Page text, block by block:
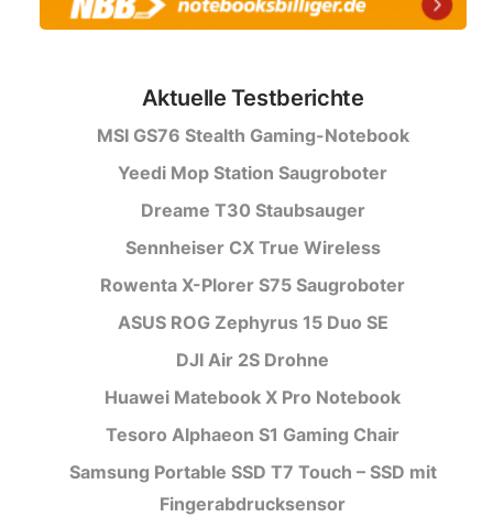
Aktuelle Testberichte
MSI GS76 Stealth Gaming-Notebook
Yeedi Mop Station Saugroboter
Dreame T30 Staubsauger
Sennheiser CX True Wireless
Rowenta X-Plorer S75 Saugroboter
ASUS ROG Zephyrus 15 Duo SE
DJI Air 2S Drohne
Huawei Matebook X Pro Notebook
Tesoro Alphaeon S1 Gaming Chair
Samsung Portable SSD T7 Touch – SSD mit
Fingerabdrucksensor